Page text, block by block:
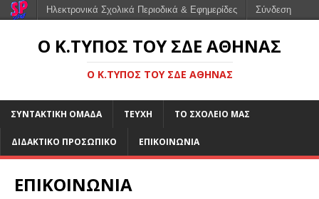
Ο Κ.ΤΎΠΟΣ ΤΟΥ ΣΔΕ ΑΘΉΝΑΣ
Ο Κ.ΤΎΠΟΣ ΤΟΥ ΣΔΕ ΑΘΉΝΑΣ
ΣΥΝΤΑΚΤΙΚΗ ΟΜΑΔΑ ΤΕΥΧΗ ΤΟ ΣΧΟΛΕΙΟ ΜΑΣ
ΔΙΔΑΚΤΙΚΟ ΠΡΟΣΩΠΙΚΟ ΕΠΙΚΟΙΝΩΝΙΑ
ΕΠΙΚΟΙΝΩΝΙΑ
Ηλεκτρονικά Σχολικά Περιοδικά & Εφημερίδες Σύνδεση